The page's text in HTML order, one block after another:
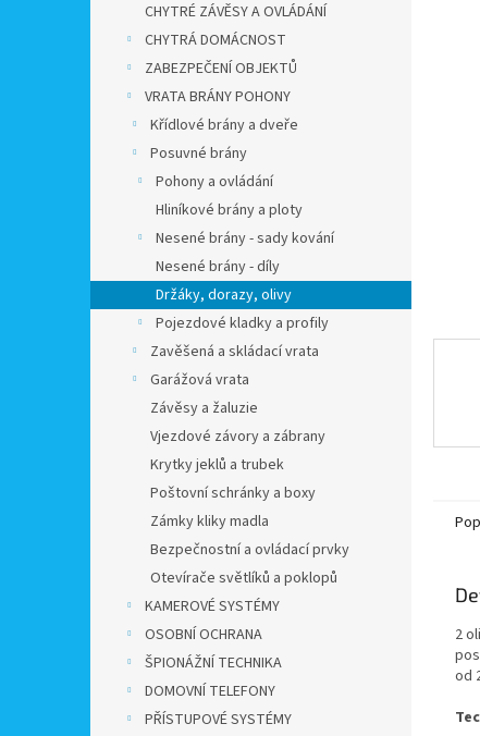
CHYTRÉ ZÁVĚSY A OVLÁDÁNÍ
CHYTRÁ DOMÁCNOST
ZABEZPEČENÍ OBJEKTŮ
VRATA BRÁNY POHONY
Křídlové brány a dveře
Posuvné brány
Pohony a ovládání
Hliníkové brány a ploty
Nesené brány - sady kování
Nesené brány - díly
Držáky, dorazy, olivy
Pojezdové kladky a profily
Zavěšená a skládací vrata
Garážová vrata
Závěsy a žaluzie
Vjezdové závory a zábrany
Krytky jeklů a trubek
Poštovní schránky a boxy
Zámky kliky madla
Bezpečnostní a ovládací prvky
Otevírače světlíků a poklopů
KAMEROVÉ SYSTÉMY
OSOBNÍ OCHRANA
ŠPIONÁŽNÍ TECHNIKA
DOMOVNÍ TELEFONY
PŘÍSTUPOVÉ SYSTÉMY
2
od